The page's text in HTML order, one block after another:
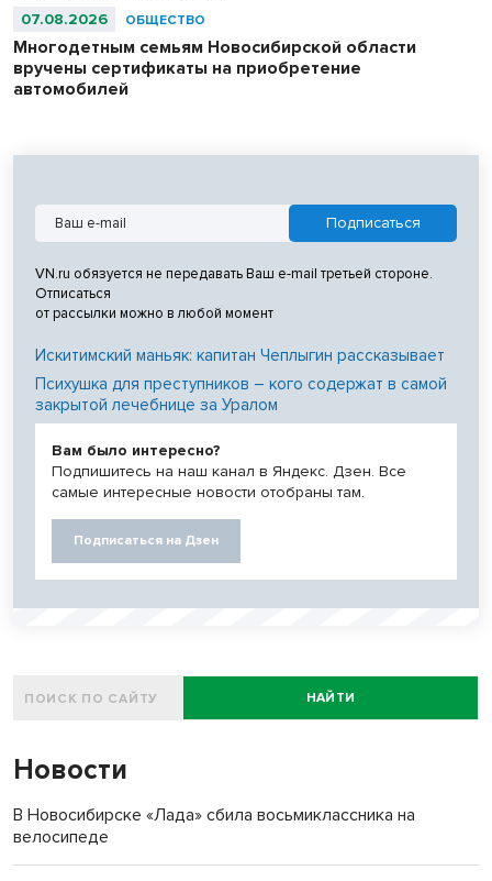
07.08.2026 ОБЩЕСТВО
Многодетным семьям Новосибирской области
вручены сертификаты на приобретение
автомобилей
VN.ru обязуется не передавать Ваш e-mail третьей стороне.
Отписаться
от рассылки можно в любой момент
Искитимский маньяк: капитан Чеплыгин рассказывает
Психушка для преступников – кого содержат в самой
закрытой лечебнице за Уралом
Вам было интересно?
Подпишитесь на наш канал в Яндекс. Дзен. Все
самые интересные новости отобраны там.
Подписаться на Дзен
НАЙТИ
Новости
В Новосибирске «Лада» сбила восьмиклассника на
велосипеде